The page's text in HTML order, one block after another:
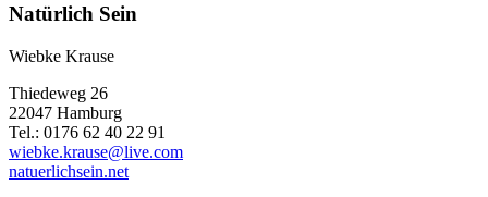
Natürlich Sein
Wiebke Krause
Thiedeweg 26
22047 Hamburg
Tel.: 0176 62 40 22 91
wiebke.krause@live.com
natuerlichsein.net